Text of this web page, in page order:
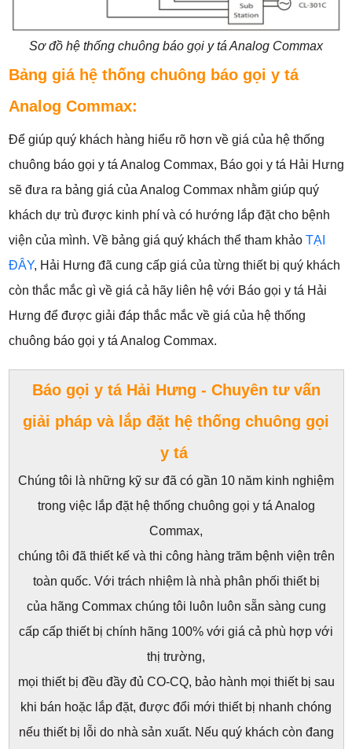
Sơ đồ hệ thống chuông báo gọi y tá Analog Commax
Bảng giá hệ thống chuông báo gọi y tá
Analog Commax:
Để giúp quý khách hàng hiểu rõ hơn về giá của hệ thống
chuông báo gọi y tá Analog Commax, Báo gọi y tá Hải Hưng
sẽ đưa ra bảng giá của Analog Commax nhằm giúp quý
khách dự trù được kinh phí và có hướng lắp đặt cho bệnh
viện của mình. Về bảng giá quý khách thể tham khảo TẠI
ĐÂY, Hải Hưng đã cung cấp giá của từng thiết bị quý khách
còn thắc mắc gì về giá cả hãy liên hệ với Báo gọi y tá Hải
Hưng để được giải đáp thắc mắc về giá của hệ thống
chuông báo gọi y tá Analog Commax.
Báo gọi y tá Hải Hưng - Chuyên tư vấn
giải pháp và lắp đặt hệ thống chuông gọi
y tá
Chúng tôi là những kỹ sư đã có gần 10 năm kinh nghiệm
trong việc lắp đặt hệ thống chuông gọi y tá Analog
Commax,
chúng tôi đã thiết kế và thi công hàng trăm bệnh viện trên
toàn quốc. Với trách nhiệm là nhà phân phối thiết bị
của hãng Commax chúng tôi luôn luôn sẵn sàng cung
cấp cấp thiết bị chính hãng 100% với giá cả phù hợp với
thị trường,
mọi thiết bị đều đầy đủ CO-CQ, bảo hành mọi thiết bị sau
khi bán hoặc lắp đặt, được đổi mới thiết bị nhanh chóng
nếu thiết bị lỗi do nhà sản xuất. Nếu quý khách còn đang